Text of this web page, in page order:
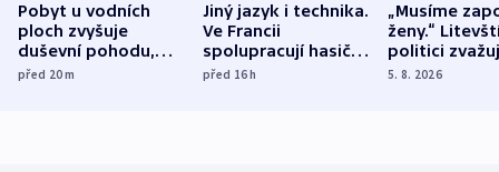
Pobyt u vodních
ploch zvyšuje
duševní pohodu,
ukázala
před 20m
Jiný jazyk i technika.
Ve Francii
spolupracují hasiči z
různých zemí
před 16h
„Musíme
ženy.“
politici
dohodu o
5. 8. 2026